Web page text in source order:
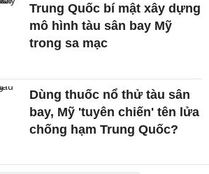
Trung Quốc bí mật xây dựng
mô hình tàu sân bay Mỹ
trong sa mạc
Dùng thuốc nổ thử tàu sân
bay, Mỹ 'tuyên chiến' tên lửa
chống hạm Trung Quốc?